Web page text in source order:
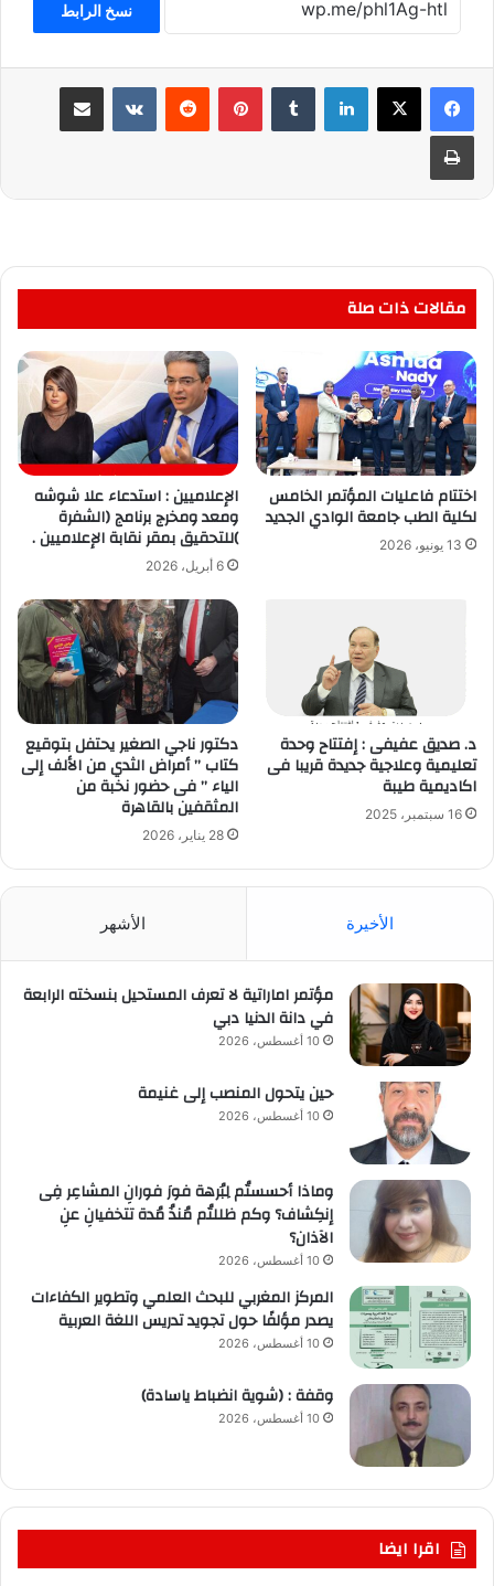
نسخ الرابط
لينكدإن بينتيريست مشاركة عبر البريد
طباعة
مقالات ذات صلة
اختتام فاعليات المؤتمر الخامس
لكلية الطب جامعة الوادي الجديد
13 يونيو، 2026
الإعلاميين : استدعاء علا شوشه
ومعد ومخرج برنامج (الشفرة
)للتحقيق بمقر نقابة الإعلاميين .
6 أبريل، 2026
د. صديق عفيفى : إفتتاح وحدة
تعليمية وعلاجية جديدة قريبا فى
اكاديمية طيبة
16 سبتمبر، 2025
دكتور ناجي الصغير يحتفل بتوقيع
كتاب ” أمراض الثدي من الألف إلى
الياء ” فى حضور نخبة من
المثقفين بالقاهرة
28 يناير، 2026
الأخيرة الأشهر
مؤتمر اماراتية لا تعرف المستحيل بنسخته الرابعة
في دانة الدنيا دبي
10 أغسطس، 2026
حين يتحول المنصب إلى غنيمة
10 أغسطس، 2026
وماذا أحسستُم لِبُرهة فورَ فورانِ المشاعِر فِى
إنكِشاف؟ وكم ظللتُم مُنذُ مُدة تتخفيانِ عنِ
الآذان؟
10 أغسطس، 2026
المركز المغربي للبحث العلمي وتطوير الكفاءات
يصدر مؤلفًا حول تجويد تدريس اللغة العربية
10 أغسطس، 2026
وقفة : (شوية انضباط ياسادة)
10 أغسطس، 2026
اقرا ايضا